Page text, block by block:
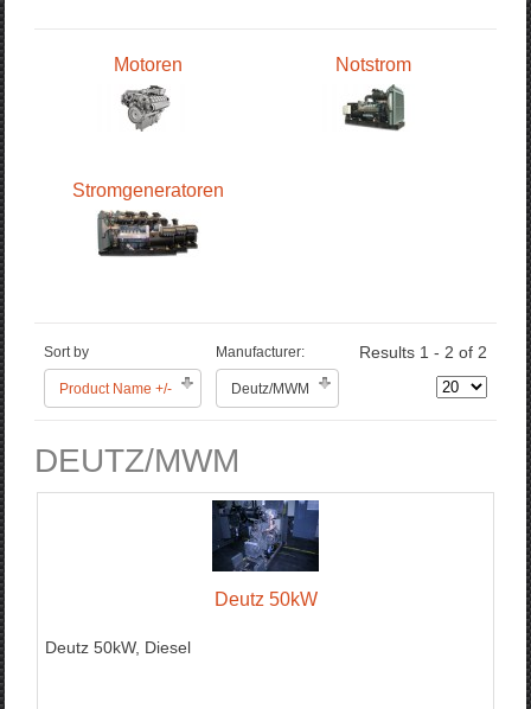
Motoren Notstrom
Stromgeneratoren
Sort by
Product Name +/-
Manufacturer:
Deutz/MWM
Results 1 - 2 of 2
DEUTZ/MWM
Deutz 50kW
Deutz 50kW, Diesel